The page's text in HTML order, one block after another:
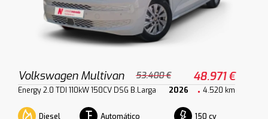
Volkswagen Multivan 53.400 € 48.971 €
Energy 2.0 TDI 110kW 150CV DSG B.Larga 2026 4.520 km
Diesel Automático 150 cv